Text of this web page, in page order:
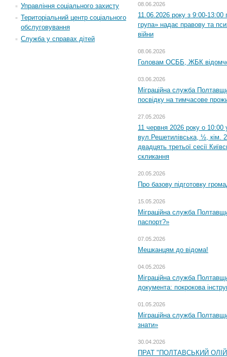
Управління соціального захисту
Територіальний центр соціального
обслуговування
Служба у справах дітей
08.06.2026
11.06.2026 року з 9:00-13:00
група» надає правову та
війни
08.06.2026
Головам ОСББ, ЖБК
03.06.2026
Міграційна служба
посвідку на тимчасове
27.05.2026
11 червня 2026 року о 10:00
вул.Решетилівська, ½, кім.
двадцять третьої сесії
скликання
20.05.2026
Про базову підготовку
15.05.2026
Міграційна служба
паспорт?»
07.05.2026
Мешканцям до відома!
04.05.2026
Міграційна служба
документа: покрокова
01.05.2026
Міграційна служба
знати»
30.04.2026
ПРАТ "ПОЛТАВСЬКИЙ